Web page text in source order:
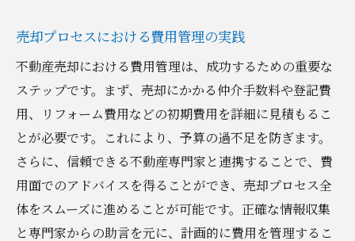
ネットワークを活用した地域情報の収集
デジタルツールを使った情報の整理と分析
不動産業者との連携による情報共有
最新情報を基にした戦略的売却プランニン
グ
群馬県伊勢崎市での不動産売却時に知っておく
べき予算管理法
予算超過を防ぐための費用管理のコツ
売却プロセスにおける費用管理の実践
不動産売却における費用管理は、成功するための重要な
ステップです。まず、売却にかかる仲介手数料や登記費
用、リフォーム費用などの初期費用を詳細に見積もるこ
とが必要です。これにより、予算の過不足を防ぎます。
さらに、信頼できる不動産専門家と連携することで、費
用面でのアドバイスを得ることができ、売却プロセス全
体をスムーズに進めることが可能です。正確な情報収集
と専門家からの助言を元に、計画的に費用を管理するこ